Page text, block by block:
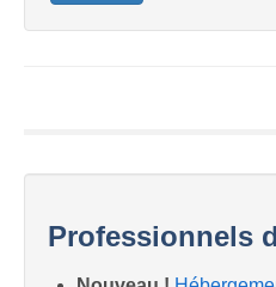
Professionnels